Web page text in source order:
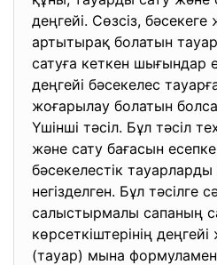
деңгейі. Сөзсіз,
артытырақ болатын
сатуға кеткен шығындар
деңгейі бәсекелес
жоғарылау болатын
Үшінші тәсіл. Бұл тәсіл
және сату бағасын
бәсекелестік
негізделген. Бұл тәсілге
салыстырмалы сапаның
көрсеткіштерінің
(тауар) мына